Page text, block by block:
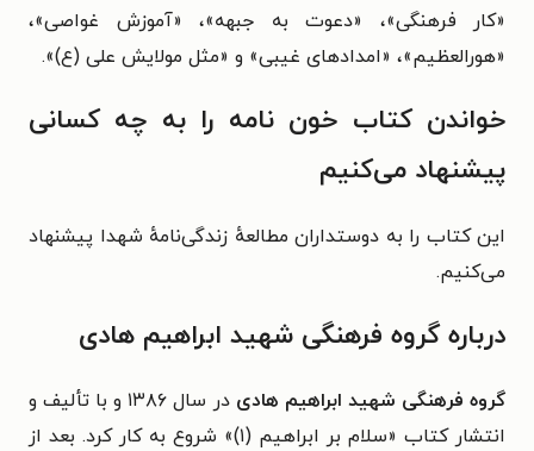
«کار فرهنگی»، «دعوت به جبهه»، «آموزش غواصی»،
«هورالعظیم»، «امدادهای غیبی» و «مثل مولایش علی (ع)».
خواندن کتاب خون نامه را به چه کسانی
پیشنهاد می‌کنیم
این کتاب را به دوستداران مطالعه‌ٔ زندگی‌نامهٔ شهدا پیشنهاد
می‌کنیم.
درباره گروه فرهنگی شهید ابراهیم هادی
گروه فرهنگی شهید ابراهیم هادی
در سال ۱۳۸۶ و با تألیف و
انتشار کتاب «سلام بر ابراهیم (۱)» شروع به کار کرد. بعد از